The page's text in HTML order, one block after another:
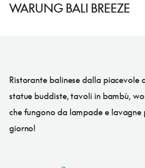
WARUNG BALI BREEZE
Ristorante balinese dalla piacevole
statue buddiste, tavoli in bambù,
che fungono da lampade e
giorno!